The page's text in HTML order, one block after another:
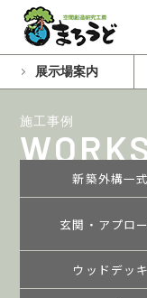
展示場案内
施工事例
新築外構一式
玄関・アプロ
ウッドデッキ